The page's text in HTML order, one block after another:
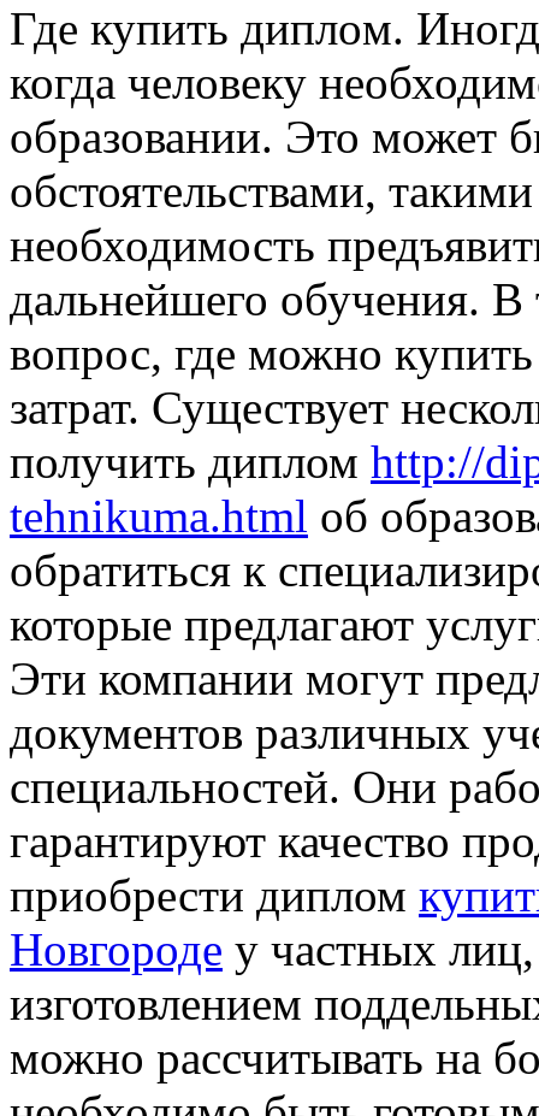
Гдe купить диплoм.
когда человеку
образовании. Это может
обстоятельствами,
необходимость
дальнейшего обучения. В
вопрос, где можно
затрат. Существует
получить диплом http://
tehnikuma.html об
обратиться к
которые предлагают
Эти компании могут
документов различных
специальностей. Они
гарантируют качество
приобрести диплом
Новгороде у частных
изготовлением
можно рассчитывать на